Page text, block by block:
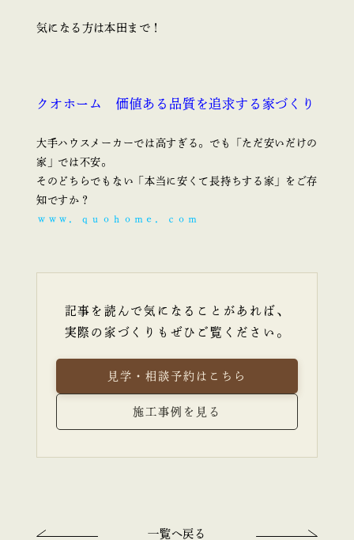
気になる方は本田まで！
クオホーム 価値ある品質を追求する家づくり
大手ハウスメーカーでは高すぎる。でも「ただ安いだけの
家」では不安。
そのどちらでもない「本当に安くて長持ちする家」をご存
知ですか？
ｗｗｗ．ｑｕｏｈｏｍｅ．ｃｏｍ
記事を読んで気になることがあれば、
実際の家づくりもぜひご覧ください。
見学・相談予約はこちら
施工事例を見る
一覧へ戻る